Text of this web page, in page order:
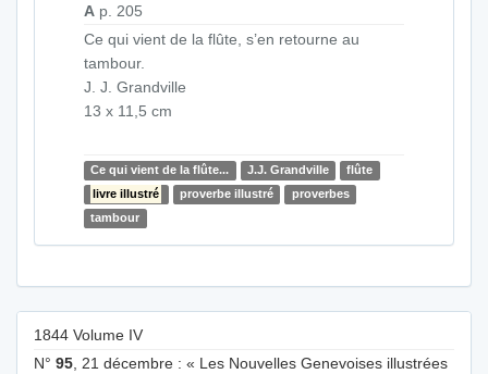
A p. 205
Ce qui vient de la flûte, s’en retourne au
tambour.
J. J. Grandville
13 x 11,5 cm
Ce qui vient de la flûte... J.J. Grandville
flûte
livre illustré
proverbe illustré
proverbes
tambour
1844 Volume IV
N° 95, 21 décembre : « Les Nouvelles Genevoises illustrées